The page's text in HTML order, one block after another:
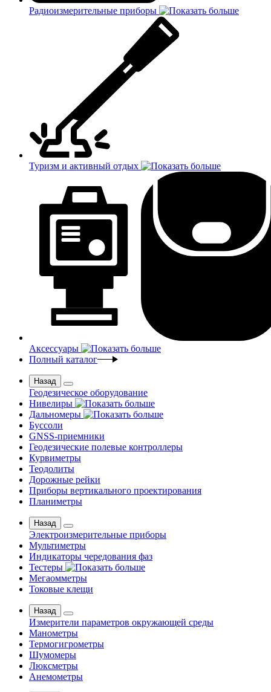
Радиоизмерительные приборы
Туризм и активный отдых
Аксессуары
Полный каталог
Назад
Геодезическое оборудование
Нивелиры
Дальномеры
Буссоли
GNSS-приемники
Геодезические полевые контроллеры
Курвиметры
Теодолиты
Дорожные рейки
Приборы вертикального проектирования
Планиметры
Назад
Электроизмерительные приборы
Мультиметры
Индикаторы чередования фаз
Тестеры
Мегаомметры
Токовые клещи
Назад
Измерители параметров окружающей среды
Манометры
Термогигрометры
Шумомеры
Люксметры
Анемометры